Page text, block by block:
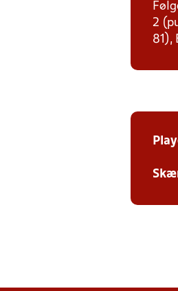
2
81),